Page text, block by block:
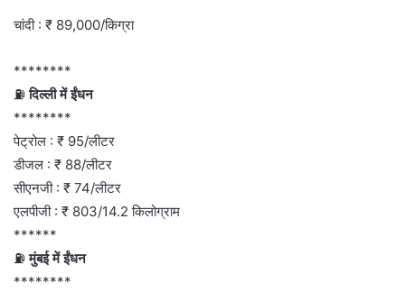
चांदी : ₹ 89,000/किग्रा
********
⛽दिल्ली में ईंधन
********
पेट्रोल : ₹ 95/लीटर
डीजल : ₹ 88/लीटर
सीएनजी : ₹ 74/लीटर
एलपीजी : ₹ 803/14.2 किलोग्राम
******
⛽मुंबई में ईंधन
********